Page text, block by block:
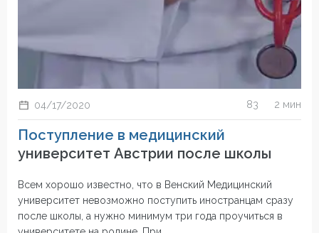
04/17/2020 83 2 мин
Поступление в медицинский
университет Австрии после школы
Всем хорошо известно, что в Венский Медицинский
университет невозможно поступить иностранцам сразу
после школы, а нужно минимум три года проучиться в